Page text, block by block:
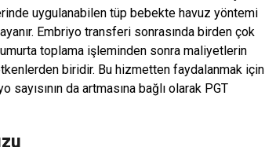
uygulanabilen tüp bebekte havuz yöntemi
Embriyo transferi sonrasında birden çok
toplama işleminden sonra maliyetlerin
biridir. Bu hizmetten faydalanmak için
da artmasına bağlı olarak PGT